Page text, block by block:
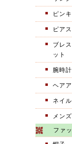
ピン
ピア
ブレ
ット
腕時計
ヘア
ネイ
メン
ファ